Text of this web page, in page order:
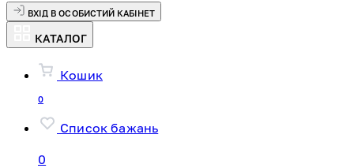
ВХІД В ОСОБИСТИЙ КАБІНЕТ
КАТАЛОГ
Кошик
0
Список бажань
0